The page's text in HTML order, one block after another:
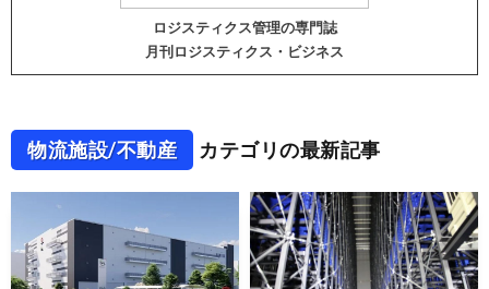
ロジスティクス管理の専門誌
月刊ロジスティクス・ビジネス
物流施設/不動産 カテゴリの最新記事